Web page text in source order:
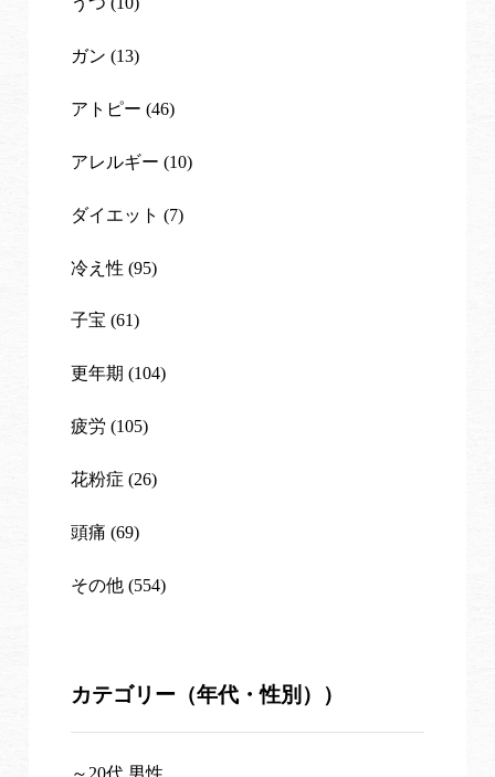
ガン (13)
アトピー (46)
アレルギー (10)
ダイエット (7)
冷え性 (95)
子宝 (61)
更年期 (104)
疲労 (105)
花粉症 (26)
頭痛 (69)
その他 (554)
カテゴリー（年代・性別））
～20代 男性